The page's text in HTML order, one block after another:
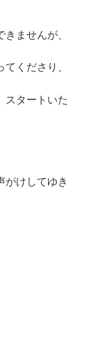
ませんが、
くださり、
スタートいた
がけしてゆき